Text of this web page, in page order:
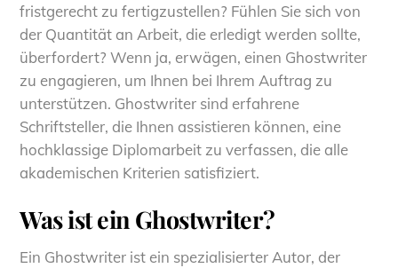
fristgerecht zu fertigzustellen? Fühlen Sie sich von
der Quantität an Arbeit, die erledigt werden sollte,
überfordert? Wenn ja, erwägen, einen Ghostwriter
zu engagieren, um Ihnen bei Ihrem Auftrag zu
unterstützen. Ghostwriter sind erfahrene
Schriftsteller, die Ihnen assistieren können, eine
hochklassige Diplomarbeit zu verfassen, die alle
akademischen Kriterien satisfiziert.
Was ist ein Ghostwriter?
Ein Ghostwriter ist ein spezialisierter Autor, der